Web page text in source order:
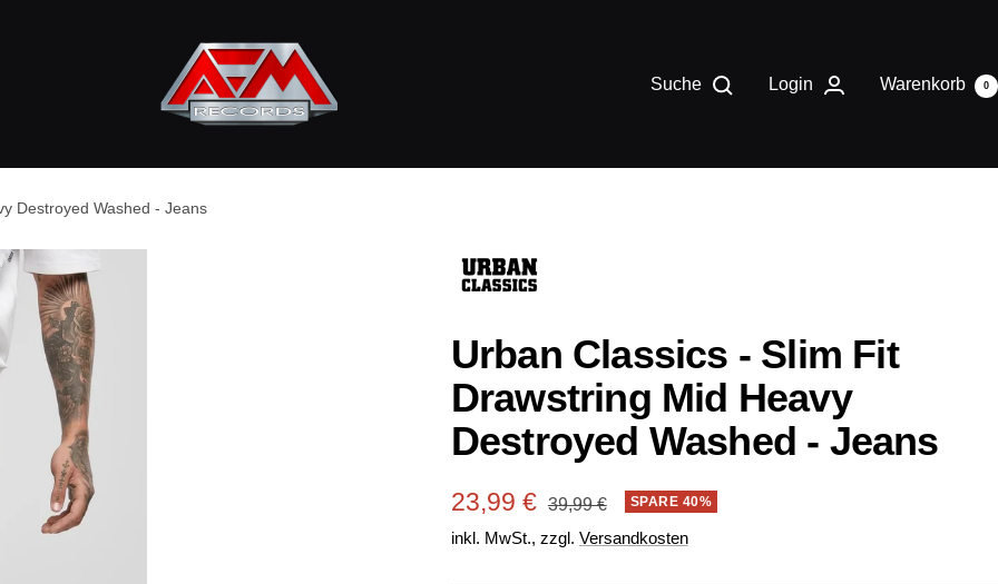
Records
Suche Login Warenkorb 0
Destroyed Washed - Jeans
Urban Classics - Slim Fit
Drawstring Mid Heavy
Destroyed Washed - Jeans
Angebotspreis
23,99 € Regulärer
Preis
39,99 € SPARE 40%
inkl. MwSt., zzgl. Versandkosten